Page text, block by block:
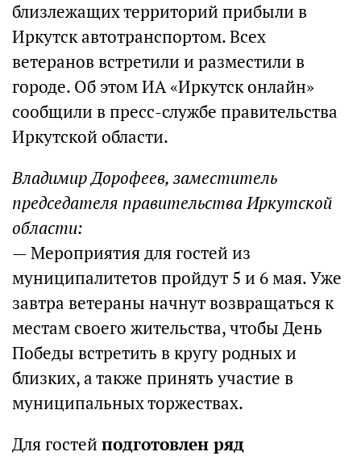
близлежащих территорий прибыли в
Иркутск автотранспортом. Всех
ветеранов встретили и разместили в
городе. Об этом ИА «Иркутск онлайн»
сообщили в пресс-службе правительства
Иркутской области.
Владимир Дорофеев, заместитель
председателя правительства Иркутской
области:
— Мероприятия для гостей из
муниципалитетов пройдут 5 и 6 мая. Уже
завтра ветераны начнут возвращаться к
местам своего жительства, чтобы День
Победы встретить в кругу родных и
близких, а также принять участие в
муниципальных торжествах.
Для гостей подготовлен ряд